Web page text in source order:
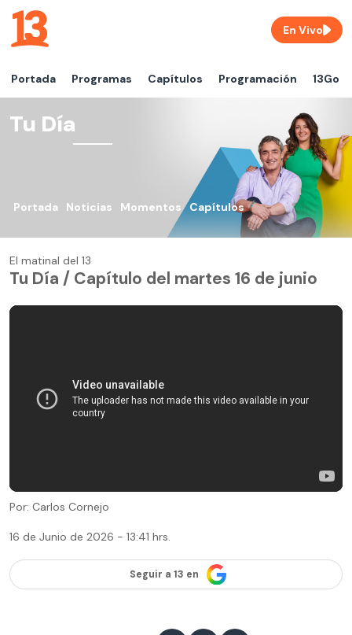
Portada Programas Capítulos Programación 13Go
En Vivo
Tu Día
Portada Noticias Momentos Capítulos
El matinal del 13
Tu Día / Capítulo del martes 16 de junio
Por: Carlos Cornejo
16 de Junio de 2026 - 13:41 hrs.
Seguir a 13 en